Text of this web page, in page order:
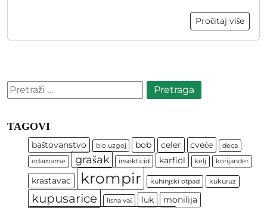
Pročitaj više
Pretraga:
TAGOVI
baštovanstvo bio uzgoj bob celer cveće
deca
edamame
grašak insekticid karfiol kelj korijander
krastavac krompir kuhinjski otpad kukuruz
kupusarice lisna vaš luk monilija